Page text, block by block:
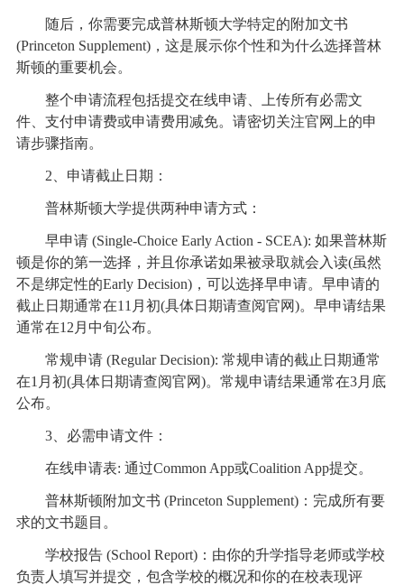
随后，你需要完成普林斯顿大学特定的附加文书
(Princeton Supplement)，这是展示你个性和为什么选择普林
斯顿的重要机会。
整个申请流程包括提交在线申请、上传所有必需文
件、支付申请费或申请费用减免。请密切关注官网上的申
请步骤指南。
2、申请截止日期：
普林斯顿大学提供两种申请方式：
早申请 (Single-Choice Early Action - SCEA): 如果普林斯
顿是你的第一选择，并且你承诺如果被录取就会入读(虽然
不是绑定性的Early Decision)，可以选择早申请。早申请的
截止日期通常在11月初(具体日期请查阅官网)。早申请结果
通常在12月中旬公布。
常规申请 (Regular Decision): 常规申请的截止日期通常
在1月初(具体日期请查阅官网)。常规申请结果通常在3月底
公布。
3、必需申请文件：
在线申请表: 通过Common App或Coalition App提交。
普林斯顿附加文书 (Princeton Supplement)：完成所有要
求的文书题目。
学校报告 (School Report)：由你的升学指导老师或学校
负责人填写并提交，包含学校的概况和你的在校表现评